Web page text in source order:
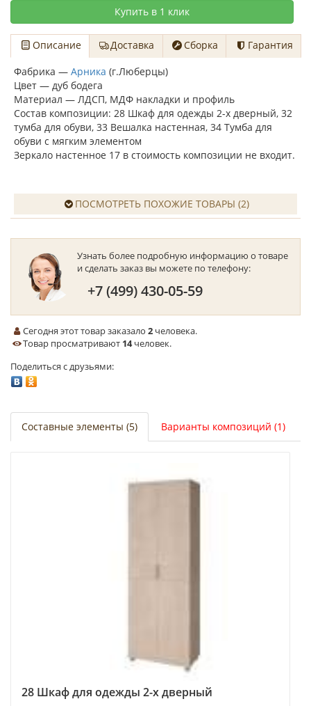
Купить в 1 клик
Описание Доставка Сборка
Гарантия
Фабрика — Арника (г.Люберцы)
Цвет — дуб бодега
Материал — ЛДСП, МДФ накладки и профиль
Состав композиции: 28 Шкаф для одежды 2-х дверный, 32
тумба для обуви, 33 Вешалка настенная, 34 Тумба для
обуви с мягким элементом
Зеркало настенное 17 в стоимость композиции не входит.
ПОСМОТРЕТЬ ПОХОЖИЕ ТОВАРЫ (2)
Узнать более подробную информацию о товаре
и сделать заказ вы можете по телефону:
+7 (499) 430-05-59
Сегодня этот товар заказало2 человека.
Товар просматривают 14человек.
Поделиться с друзьями:
Составные элементы (5) Варианты композиций (1)
28 Шкаф для одежды 2-х дверный